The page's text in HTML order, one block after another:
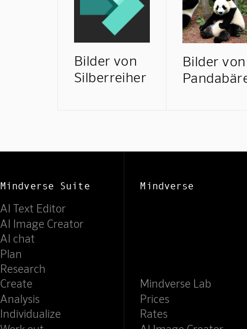
Bilder von
Silberreiher
Bilder von
Mindverse Suite
AI Text Editor
AI Image Creator
AI chat
Plan
Research
Create
Analysis
Individualize
Mindverse
Mindverse Lab
Prices
Rates